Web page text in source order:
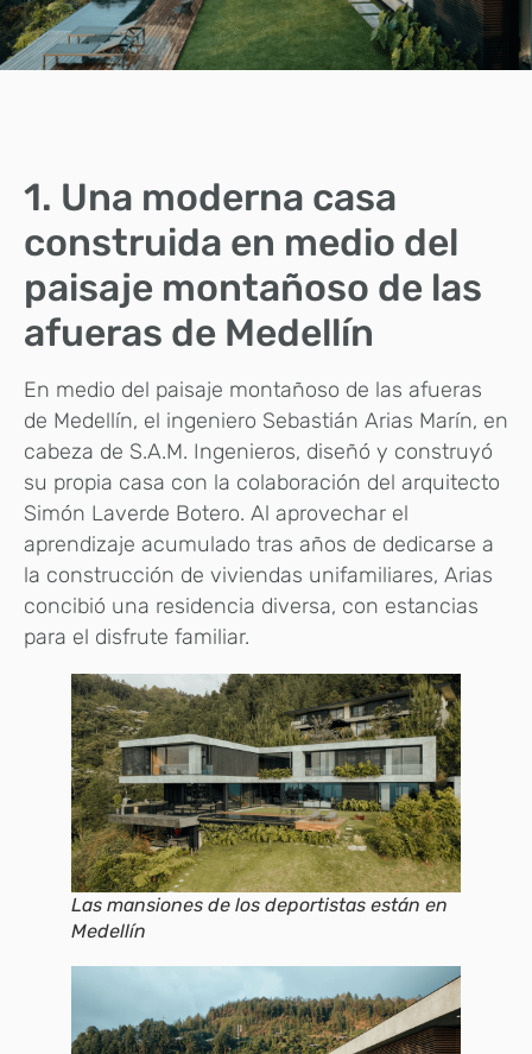
1. Una moderna casa
construida en medio del
paisaje montañoso de las
afueras de Medellín
En medio del paisaje montañoso de las afueras
de Medellín, el ingeniero Sebastián Arias Marín, en
cabeza de S.A.M. Ingenieros, diseñó y construyó
su propia casa con la colaboración del arquitecto
Simón Laverde Botero. Al aprovechar el
aprendizaje acumulado tras años de dedicarse a
la construcción de viviendas unifamiliares, Arias
concibió una residencia diversa, con estancias
para el disfrute familiar.
Las mansiones de los deportistas están en
Medellín